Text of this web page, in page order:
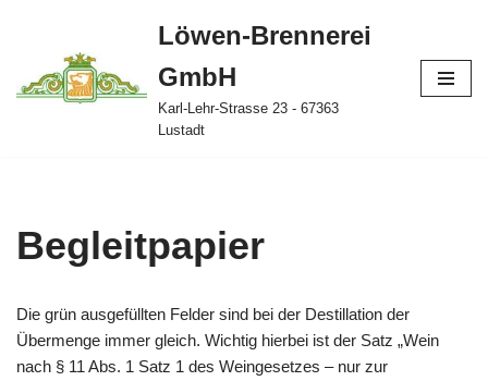
Inhalt
springen
Löwen-Brennerei
GmbH
Karl-Lehr-Strasse 23 - 67363
Lustadt
Begleitpapier
Die grün ausgefüllten Felder sind bei der Destillation der
Übermenge immer gleich. Wichtig hierbei ist der Satz „Wein
nach § 11 Abs. 1 Satz 1 des Weingesetzes – nur zur